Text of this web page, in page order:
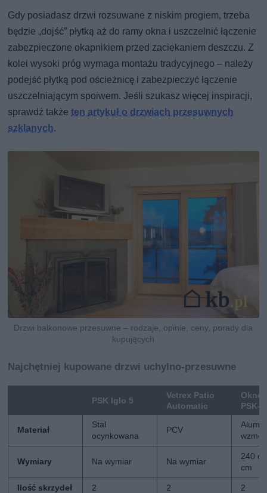
Gdy posiadasz drzwi rozsuwane z niskim progiem, trzeba
będzie „dojść” płytką aż do ramy okna i uszczelnić łączenie
zabezpieczone okapnikiem przed zaciekaniem deszczu. Z
kolei wysoki próg wymaga montażu tradycyjnego – należy
podejść płytką pod ościeżnicę i zabezpieczyć łączenie
uszczelniającym spoiwem. Jeśli szukasz więcej inspiracji,
sprawdź takżeten artykuł o drzwiach przesuwnych
szklanych.
Drzwi balkonowe przesuwne – rodzaje, opinie, ceny, porady dla
kupujących
Najchętniej kupowane drzwi uchylno-przesuwne
PSK Iglo 5
Vetrex Patio
Automatic
PSK-
Materiał
Stal
ocynkowana
PCV
Wymiary Na wymiar Na wymiar
240
cm
Ilość skrzydeł 2 2 2